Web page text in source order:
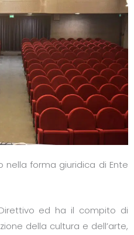
nella forma giuridica di Ente
ed ha il compito di
della cultura e dell’arte,